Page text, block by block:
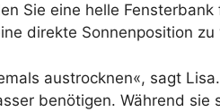
Sie eine helle
direkte Sonnenposition
austrocknen«, sagt
benötigen. Während